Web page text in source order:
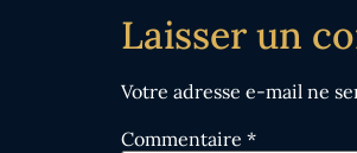
Laisser un
Votre adresse e-mail ne
Commentaire *